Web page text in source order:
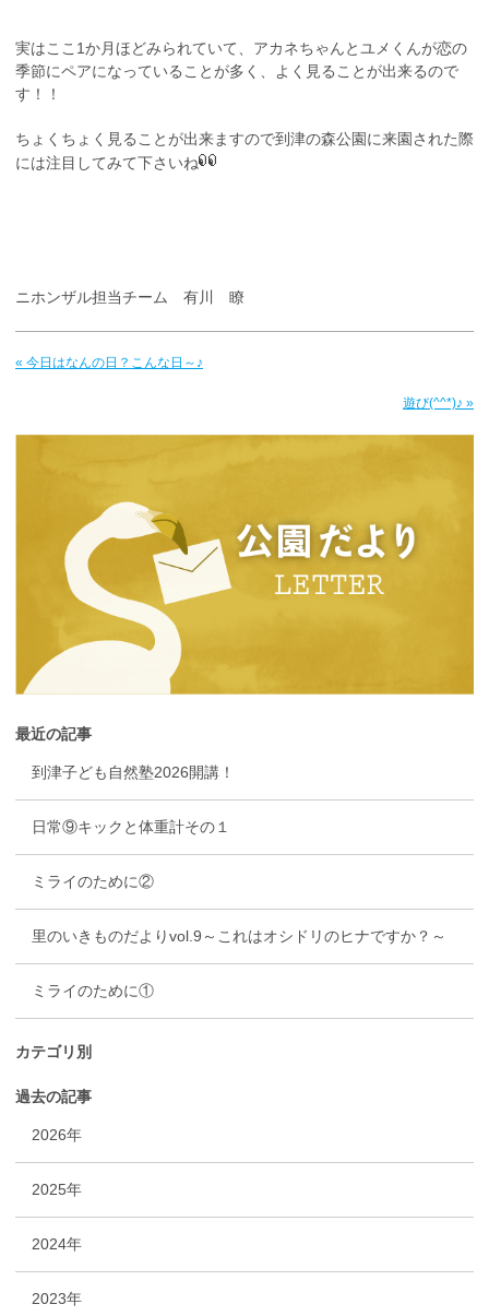
実はここ1か月ほどみられていて、アカネちゃんとユメくんが恋の
季節にペアになっていることが多く、よく見ることが出来るので
す！！
ちょくちょく見ることが出来ますので到津の森公園に来園された際
には注目してみて下さいね
ニホンザル担当チーム 有川 瞭
« 今日はなんの日？こんな日～♪
遊び(^^*)♪ »
最近の記事
到津子ども自然塾2026開講！
日常⑨キックと体重計その１
ミライのために②
里のいきものだよりvol.9～これはオシドリのヒナですか？～
ミライのために①
カテゴリ別
過去の記事
2026年
2025年
2024年
2023年